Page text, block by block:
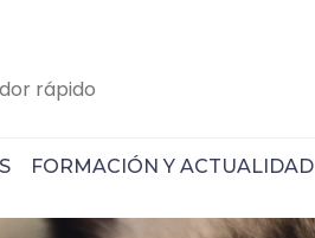
FORMACIÓN Y ACTUALIDAD